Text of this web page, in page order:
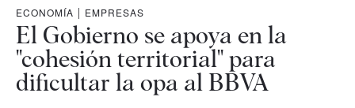
ECONOMÍA | EMPRESAS
El Gobierno se apoya en la
"cohesión territorial" para
dificultar la opa al BBVA